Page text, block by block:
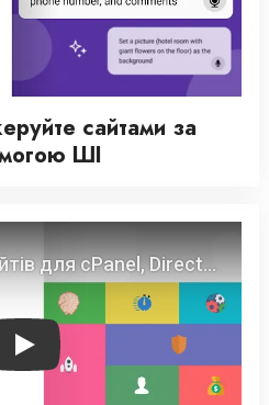
сайтами за
ШІ
Play